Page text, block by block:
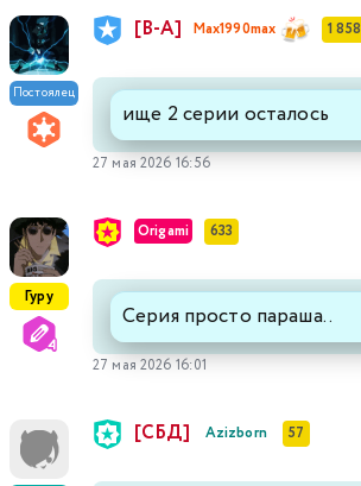
Постоялец
[В-А] Max1990max 1 858
ище 2 серии осталось
27 мая 2026 16:56
Гуру
Origami 633
Серия просто параша..
27 мая 2026 16:01
[СБД] Azizborn 57